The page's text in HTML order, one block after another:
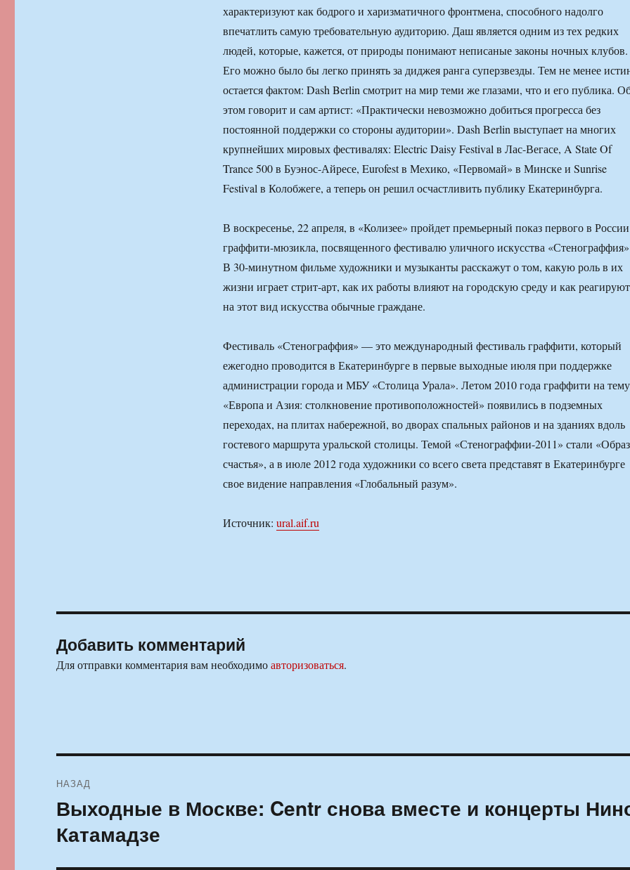
характеризуют как бодрого и харизматичного фронтмена, способного надолго
впечатлить самую требовательную аудиторию. Даш является одним из тех редких
людей, которые, кажется, от природы понимают неписаные законы ночных клубов.
Его можно было бы легко принять за диджея ранга суперзвезды. Тем не менее
остается фактом: Dash Berlin смотрит на мир теми же глазами, что и его публика.
этом говорит и сам артист: «Практически невозможно добиться прогресса без
постоянной поддержки со стороны аудитории». Dash Berlin выступает на многих
крупнейших мировых фестивалях: Electric Daisy Festival в Лас-Вегасе, A State Of
Trance 500 в Буэнос-Айресе, Eurofest в Мехико, «Первомай» в Минске и Sunrise
Festival в Колобжеге, а теперь он решил осчастливить публику Екатеринбурга.
В воскресенье, 22 апреля, в «Колизее» пройдет премьерный показ первого в России
граффити-мюзикла, посвященного фестивалю уличного искусства
В 30-минутном фильме художники и музыканты расскажут о том, какую роль в их
жизни играет стрит-арт, как их работы влияют на городскую среду и как реагируют
на этот вид искусства обычные граждане.
Фестиваль «Стенограффия» — это международный фестиваль граффити, который
ежегодно проводится в Екатеринбурге в первые выходные июля при поддержке
администрации города и МБУ «Столица Урала». Летом 2010 года граффити на тему
«Европа и Азия: столкновение противоположностей» появились в подземных
переходах, на плитах набережной, во дворах спальных районов и на зданиях вдоль
гостевого маршрута уральской столицы. Темой «Стенограффии-2011» стали
счастья», а в июле 2012 года художники со всего света представят в Екатеринбурге
свое видение направления «Глобальный разум».
Источник: ural.aif.ru
Добавить комментарий
Для отправки комментария вам необходимоавторизоваться.
по
записям
НАЗАД
Предыдущая
Выходные в Москве: Centr снова вместе и концерты
Катамадзе